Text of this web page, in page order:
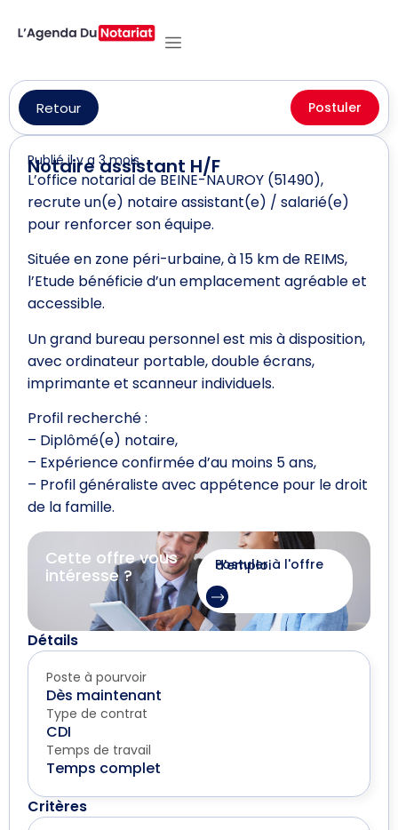
Retour Postuler
Notaire assistant H/F
Publié il y a 3 mois
L’office notarial de BEINE-NAUROY (51490),
recrute un(e) notaire assistant(e) / salarié(e)
pour renforcer son équipe.
Située en zone péri-urbaine, à 15 km de REIMS,
l’Etude bénéficie d’un emplacement agréable et
accessible.
Un grand bureau personnel est mis à disposition,
avec ordinateur portable, double écrans,
imprimante et scanneur individuels.
Profil recherché :
– Diplômé(e) notaire,
– Expérience confirmée d’au moins 5 ans,
– Profil généraliste avec appétence pour le droit
de la famille.
Cette offre vous
intéresse ?
Postuler à l'offre d'emploi
Détails
Poste à pourvoir
Dès maintenant
Type de contrat
CDI
Temps de travail
Temps complet
Critères